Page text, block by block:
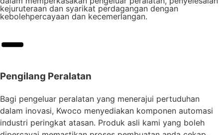
kejuruteraan dan syarikat perdagangan dengan
kebolehpercayaan dan kecemerlangan.
Pengilang Peralatan
Bagi pengeluar peralatan yang menerajui pertuduhan
dalam inovasi, Kwoco menyediakan komponen automasi
industri peringkat atasan. Produk asli kami yang boleh